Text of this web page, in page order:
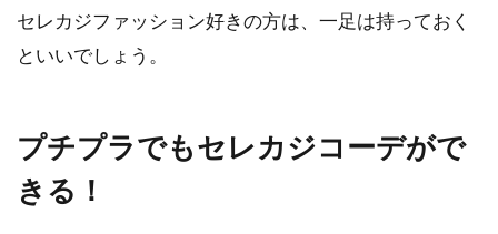
セレカジファッション好きの方は、一足は持っておく
といいでしょう。
プチプラでもセレカジコーデがで
きる！